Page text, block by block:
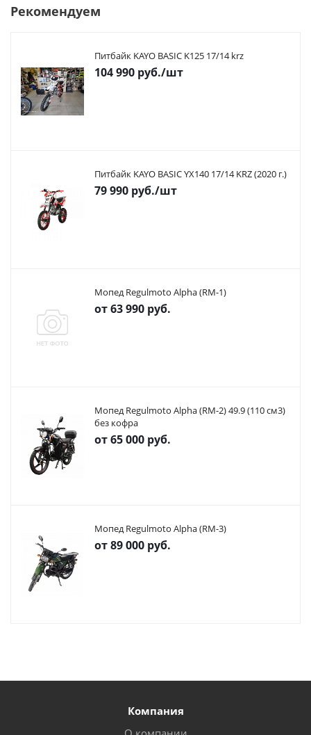
Рекомендуем
Питбайк KAYO BASIC K125 17/14 krz
104 990 руб./шт
Питбайк KAYO BASIC YX140 17/14 KRZ (2020 г.)
79 990 руб./шт
Мопед Regulmoto Alpha (RM-1)
от63 990 руб.
Мопед Regulmoto Alpha (RM-2) 49.9 (110 см3)
без кофра
от65 000 руб.
Мопед Regulmoto Alpha (RM-3)
от89 000 руб.
Компания